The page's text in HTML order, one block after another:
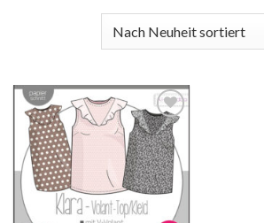
Auf die
Wunschliste